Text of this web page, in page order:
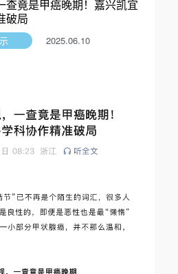
查竟是甲癌晚期！嘉兴凯宜
破局
2025.06.10